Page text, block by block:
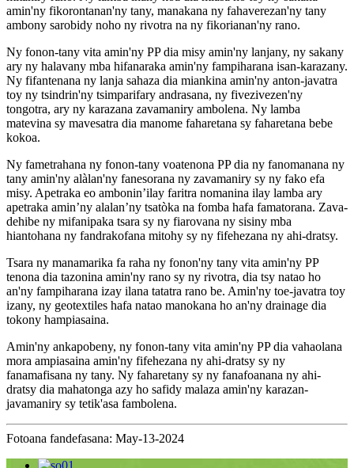
amin'ny fikorontanan'ny tany, manakana ny fahaverezan'ny tany
ambony sarobidy noho ny rivotra na ny fikorianan'ny rano.
Ny fonon-tany vita amin'ny PP dia misy amin'ny lanjany, ny sakany
ary ny halavany mba hifanaraka amin'ny fampiharana isan-karazany.
Ny fifantenana ny lanja sahaza dia miankina amin'ny anton-javatra
toy ny tsindrin'ny tsimparifary andrasana, ny fivezivezen'ny
tongotra, ary ny karazana zavamaniry ambolena. Ny lamba
matevina sy mavesatra dia manome faharetana sy faharetana bebe
kokoa.
Ny fametrahana ny fonon-tany voatenona PP dia ny fanomanana ny
tany amin'ny alàlan'ny fanesorana ny zavamaniry sy ny fako efa
misy. Apetraka eo ambonin’ilay faritra nomanina ilay lamba ary
apetraka amin’ny alalan’ny tsatòka na fomba hafa famatorana. Zava-
dehibe ny mifanipaka tsara sy ny fiarovana ny sisiny mba
hiantohana ny fandrakofana mitohy sy ny fifehezana ny ahi-dratsy.
Tsara ny manamarika fa raha ny fonon'ny tany vita amin'ny PP
tenona dia tazonina amin'ny rano sy ny rivotra, dia tsy natao ho
an'ny fampiharana izay ilana tatatra rano be. Amin'ny toe-javatra toy
izany, ny geotextiles hafa natao manokana ho an'ny drainage dia
tokony hampiasaina.
Amin'ny ankapobeny, ny fonon-tany vita amin'ny PP dia vahaolana
mora ampiasaina amin'ny fifehezana ny ahi-dratsy sy ny
fanamafisana ny tany. Ny faharetany sy ny fanafoanana ny ahi-
dratsy dia mahatonga azy ho safidy malaza amin'ny karazan-
javamaniry sy tetik'asa fambolena.
Fotoana fandefasana: May-13-2024